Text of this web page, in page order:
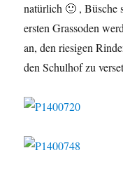
natürlich 🙂 , Büsche
ersten Grassoden
an, den riesigen
den Schulhof zu